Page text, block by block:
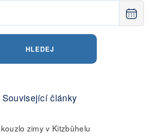
HLEDEJ
Související články
zimy v Kitzbühelu